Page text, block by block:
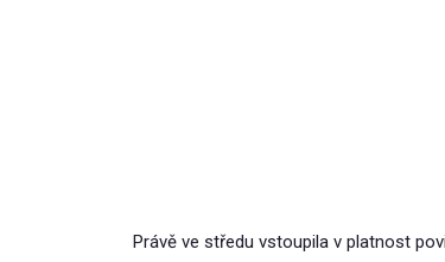
Právě ve středu vstoupila v platnost